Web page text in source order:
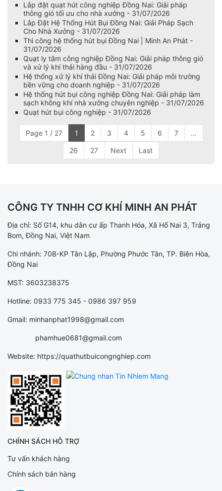
Lắp đặt quạt hút công nghiệp Đồng Nai: Giải pháp
thông gió tối ưu cho nhà xưởng - 31/07/2026
Lắp Đặt Hệ Thống Hút Bụi Đồng Nai: Giải Pháp Sạch
Cho Nhà Xưởng - 31/07/2026
Thi công hệ thống hút bụi Đồng Nai | Minh An Phát -
31/07/2026
Quạt ly tâm công nghiệp Đồng Nai: Giải pháp thông gió
và xử lý khí thải hàng đầu - 31/07/2026
Hệ thống xử lý khí thải Đồng Nai: Giải pháp môi trường
bền vững cho doanh nghiệp - 31/07/2026
Hệ thống hút bụi công nghiệp Đồng Nai: Giải pháp làm
sạch không khí nhà xưởng chuyên nghiệp - 31/07/2026
Quạt hút bụi công nghiệp - 31/07/2026
Page 1 / 27 1 2 3 4 5 6 7 ...
26 27 Next Last
CÔNG TY TNHH CƠ KHÍ MINH AN PHÁT
Địa chỉ: Số G14, khu dân cư ấp Thanh Hóa, Xã Hố Nai 3, Trảng
Bom, Đồng Nai, Việt Nam
Chi nhánh: 70B-KP Tân Lập, Phường Phước Tân, TP. Biên Hòa,
Đồng Nai
MST: 3603238375
Hotline: 0933 775 345 - 0986 397 959
Gmail: minhanphat1998@gmail.com
phamhue0681@gmail.com
Website: https://quathutbuicongnghiep.com
CHÍNH SÁCH HỖ TRỢ
Tư vấn khách hàng
Chính sách bán hàng